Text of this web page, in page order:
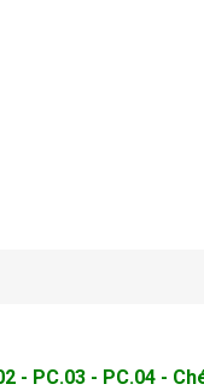
- PC.03 - PC.04 -